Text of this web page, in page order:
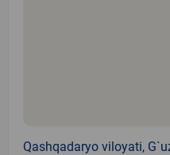
Qashqadaryo viloyati,